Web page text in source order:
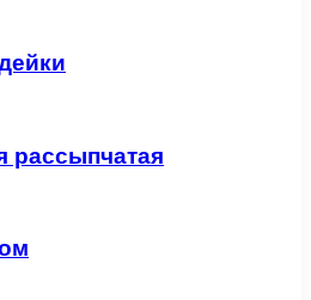
рассыпчатая